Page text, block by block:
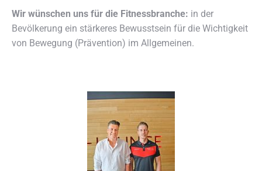
Wir wünschen uns für die Fitnessbranche: in der
Bevölkerung ein stärkeres Bewusstsein für die Wichtigkeit
von Bewegung (Prävention) im Allgemeinen.